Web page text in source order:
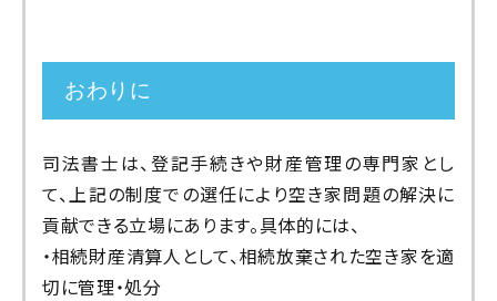
おわりに
司法書士は、登記手続きや財産管理の専門家とし
て、上記の制度での選任により空き家問題の解決に
貢献できる立場にあります。具体的には、
・相続財産清算人として、相続放棄された空き家を適
切に管理・処分